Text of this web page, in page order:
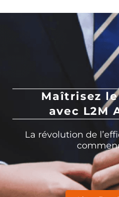
Maîtrisez le
avec L2M
La révolution de